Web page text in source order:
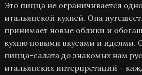
Это пицца не ограничивается
итальянской кухней. Она
принимает новые облики и
кухню новыми вкусами и идеями.
пицца-салата до знакомых нам
итальянских интерпретаций –